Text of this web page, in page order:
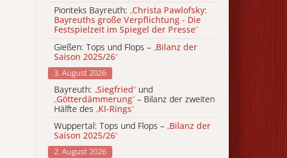
Pionteks Bayreuth: „Christa Pawlofsky:
Bayreuths große Verpflichtung - Die
Festspielzeit im Spiegel der Presse“
Gießen: Tops und Flops – „Bilanz der
Saison 2025/26“
3. August 2026
Bayreuth: „Siegfried“ und
„Götterdämmerung“ – Bilanz der zweiten
Hälfte des „KI-Rings“
Wuppertal: Tops und Flops – „Bilanz der
Saison 2025/26“
2. August 2026